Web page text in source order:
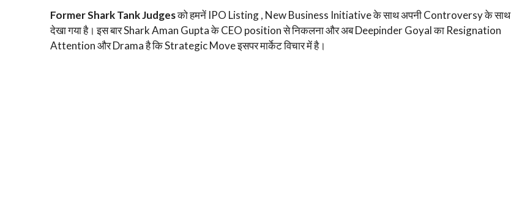
Former Shark Tank Judgesको हमनें IPO Listing , New Business Initiative के साथ अपनी Controversy के साथ
देखा गया है। इस बार Shark Aman Gupta के CEO position से निकलना और अब Deepinder Goyal का Resignation
Attention और Drama है कि Strategic Move इसपर मार्केट विचार में है।